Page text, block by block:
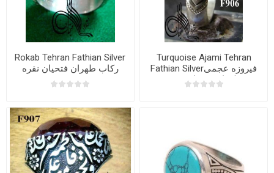
Rokab Tehran Fathian Silver
رکاب طهران فتحیان نقره
Turquoise Ajami Tehran
Fathian Silverفیروزه عجمی
طهران فتحیان نقره